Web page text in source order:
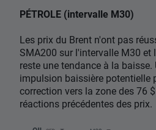
PÉTROLE (intervalle M30)
Les prix du Brent n'ont pas
SMA200 sur l'intervalle M30 et
reste une tendance à la baisse.
impulsion baissière potentielle
correction vers la zone des 76
réactions précédentes des prix.